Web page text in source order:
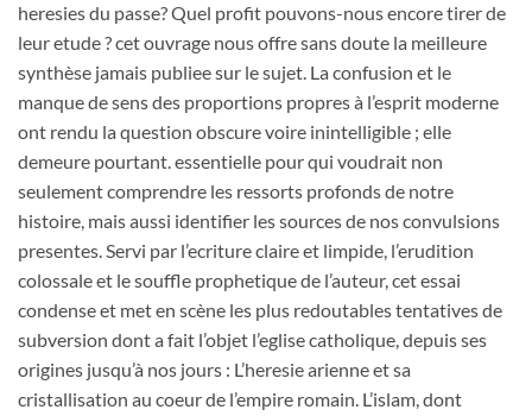
heresies du passe? Quel profit pouvons-nous encore tirer de
leur etude ? cet ouvrage nous offre sans doute la meilleure
synthèse jamais publiee sur le sujet. La confusion et le
manque de sens des proportions propres à l’esprit moderne
ont rendu la question obscure voire inintelligible ; elle
demeure pourtant. essentielle pour qui voudrait non
seulement comprendre les ressorts profonds de notre
histoire, mais aussi identifier les sources de nos convulsions
presentes. Servi par l’ecriture claire et limpide, l’erudition
colossale et le souffle prophetique de l’auteur, cet essai
condense et met en scène les plus redoutables tentatives de
subversion dont a fait l’objet l’eglise catholique, depuis ses
origines jusqu’à nos jours : L’heresie arienne et sa
cristallisation au coeur de l’empire romain. L’islam, dont